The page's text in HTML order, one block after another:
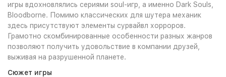
игры вдохновлялись сериями soul-игр, а именно Dark Souls,
Bloodborne. Помимо классических для шутера механик
здесь присутствуют элементы сурвайвл хорроров.
Грамотно скомбинированные особенности разных жанров
позволяют получить удовольствие в компании друзей,
выживая на разрушенной планете.
Сюжет игры